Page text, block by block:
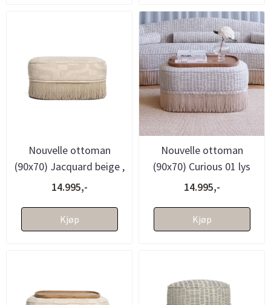
Nouvelle ottoman
(90x70) Jacquard beige ,
avtagbare frynser -
14.995,-
Kjøp
Nouvelle ottoman
(90x70) Curious 01 lys
blå/krem , avtagbare
14.995,-
Kjøp